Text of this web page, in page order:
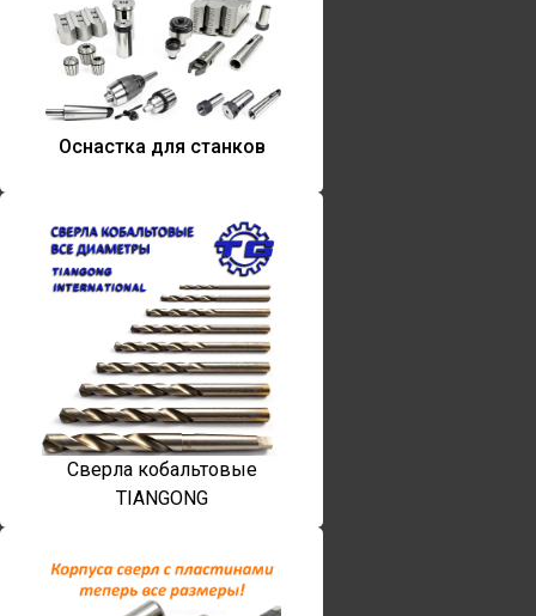
Оснастка для станков
Сверла кобальтовые
TIANGONG